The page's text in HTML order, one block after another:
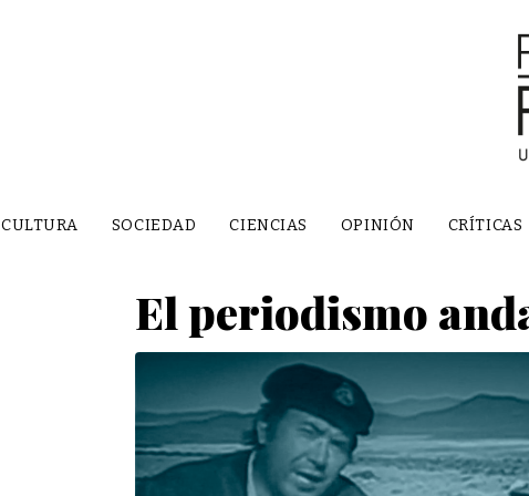
CULTURA SOCIEDAD CIENCIAS OPINIÓN CRÍTICAS
El periodismo